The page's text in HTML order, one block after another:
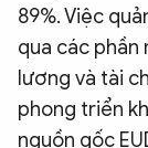
89%. Việc
qua các phần
lương và tài
phong triển
nguồn gốc